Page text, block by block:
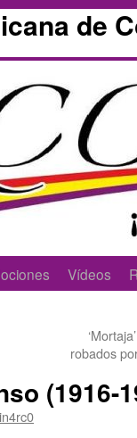
de
Vídeos
robados
(1916-